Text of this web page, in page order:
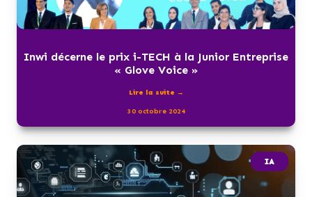
Inwi décerne le prix i-TECH à la Junior Entreprise
« Glove Voice »
Lire la suite →
30 octobre 2024
IA